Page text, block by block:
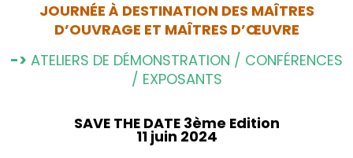
JOURNÉE À DESTINATION DES MAÎTRES
D’OUVRAGE ET MAÎTRES D’ŒUVRE
-> ATELIERS DE DÉMONSTRATION / CONFÉRENCES
/ EXPOSANTS
SAVE THE DATE 3ème Edition
11 juin 2024